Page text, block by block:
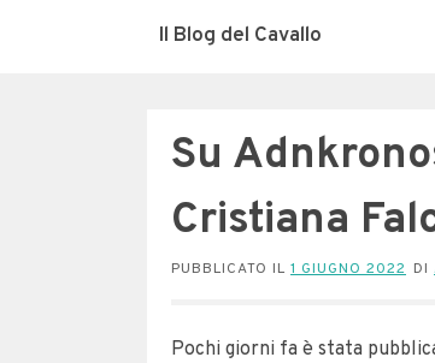
Il Blog del Cavallo
Su
Cristiana
PUBBLICATO IL 1 GIUGNO 2022 DI
Pochi giorni fa è stata